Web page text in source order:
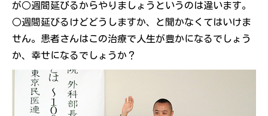
が○週間延びるからやりましょうというのは違います。
○週間延びるけどどうしますか、と聞かなくてはいけま
せん。患者さんはこの治療で人生が豊かになるでしょう
か、幸せになるでしょうか？